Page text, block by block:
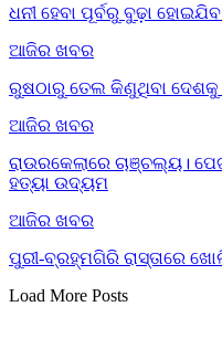
ଧନୀ ହେବା ପୂର୍ବରୁ ବୁଢ଼ା
ଆଜିର ଖବର
ରୁଷଠାରୁ ତେଲ କିଣୁଥିବା ଦେଶକୁ
ଆଜିର ଖବର
ରାଉରକେଲାରେ ଚାଞ୍ଚଲ୍ୟ।
ହତ୍ୟା ଉଦ୍ୟମ
ଆଜିର ଖବର
ପୁରୀ-ବ୍ରହ୍ମଗିରି ରାସ୍ତାରେ
Load More Posts